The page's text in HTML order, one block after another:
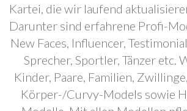
Kartei, die wir laufend
Darunter sind erfahrene Profi-
New Faces, Influencer,
Sprecher, Sportler, Tänzer etc.
Kinder, Paare, Familien,
Körper-/Curvy-Models sowie